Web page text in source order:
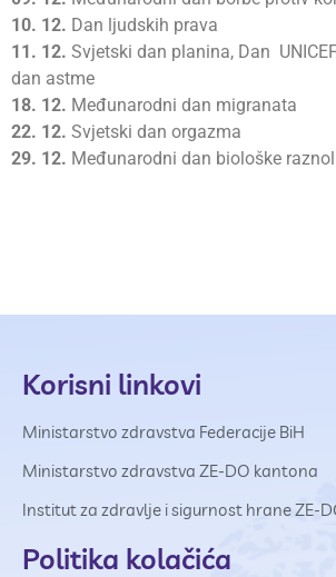
10. 12. Dan ljudskih prava
11. 12. Svjetski dan planina, Dan
dan astme
18. 12. Međunarodni dan migranata
22. 12. Svjetski dan orgazma
29. 12. Međunarodni dan biološke
Korisni linkovi
Ministarstvo zdravstva Federacije BiH
Ministarstvo zdravstva ZE-DO kantona
Institut za zdravlje i sigurnost hrane ZE-
Politika kolačića